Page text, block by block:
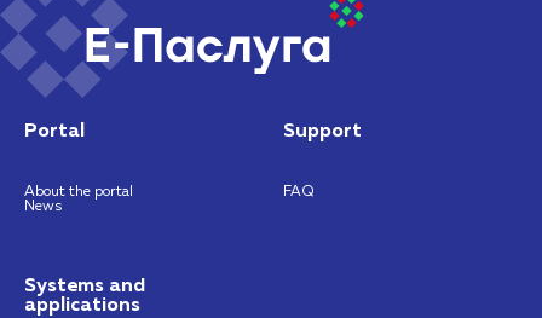
Portal
About the portal
News
Support
FAQ
Systems and
applications